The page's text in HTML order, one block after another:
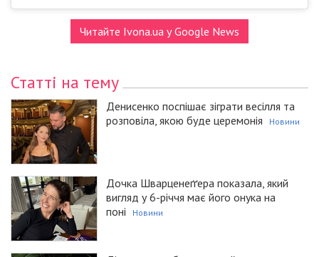
Читайте Ivona.ua у Google News
Статті на тему
Денисенко поспішає зіграти весілля та
розповіла, якою буде церемонія
Новини
Дочка Шварценеґґера показала, який
вигляд у 6-річчя має його онука на
поні
Новини